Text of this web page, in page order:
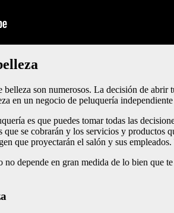
son numerosos. La decisión de
en un negocio de peluquería
es que puedes tomar todas las
se cobrarán y los servicios y productos
que proyectarán el salón y sus
no depende en gran medida de lo bien que